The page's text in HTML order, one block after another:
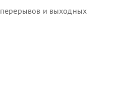
и выходных